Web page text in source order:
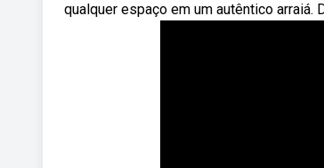
qualquer espaço em um autêntico